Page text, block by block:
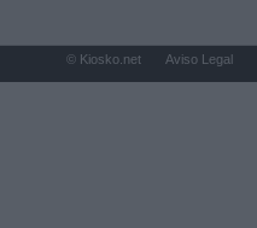
© Kiosko.net Aviso Legal